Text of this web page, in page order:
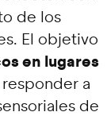
de los
El objetivo
en lugares
a
de